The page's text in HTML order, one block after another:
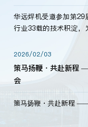
华远焊机受邀参加第29
行业33载的技术积淀，
2026/02/03
策马扬鞭・共赴新程
会
策马扬鞭・共赴新程